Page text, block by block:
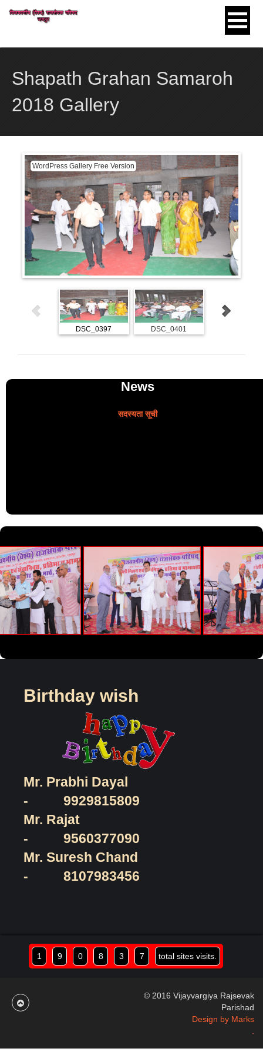
Shapath Grahan Samaroh
2018 Gallery
WordPress Gallery Free Version
DSC_0397 DSC_0401
News
रसोई एवं शौचालय निर्माण समिति
सदस्यता सूची
Birthday wish
Mr. Prabhi Dayal
-
9929815809
Mr. Rajat
-
9560377090
Mr. Suresh Chand
-
8107983456
1 9 0 8 3 7 total sites visits.
© 2016 Vijayvargiya Rajsevak
Parishad
Design by Marks
.